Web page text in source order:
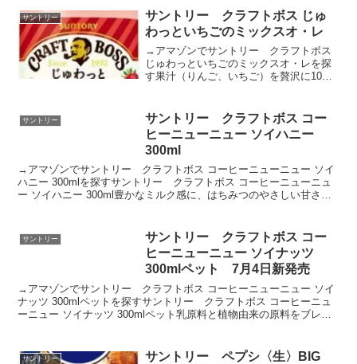
ました。アセロラ果実由来100％の天然ビ
タミ...
サントリー
サントリー クラフトボス じゅ
わっといちごのミックスオ・レ
→アマゾンでサントリー クラフトボス
じゅわっといちごのミックスオ・レを探
す果汁（りんご、いちご）を贅沢に10％
トボス じゅわっといちごのミックスオ・
レ(500ml×2...
サントリー
サントリー クラフトボス コー
ヒーニューニュー ソイハニー
300ml
→アマゾンでサントリー クラフトボス コーヒーニューニュー ソイ
ハニー 300mlを探すサントリー クラフトボス コーヒーニューニュ
ー ソイハニー 300ml豊かなミルク感に、はちみつのやさしい甘さが
サントリー
サントリー クラフトボス コー
ヒーニューニュー ソイナッツ
300mlペット 7月4日新発売
→アマゾンでサントリー クラフトボス コーヒーニューニュー ソイ
ナッツ 300mlペットを探すサントリー クラフトボス コーヒーニュ
ーニュー ソイナッツ 300mlペット乳原料と植物由来の原料をブレン
サントリー
サントリー ペプシ〈生〉BIG